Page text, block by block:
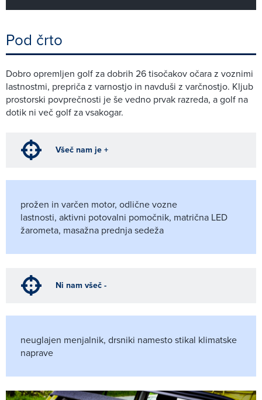
Pod črto
Dobro opremljen golf za dobrih 26 tisočakov očara z voznimi
lastnostmi, prepriča z varnostjo in navduši z varčnostjo. Kljub
prostorski povprečnosti je še vedno prvak razreda, a golf na
dotik ni več golf za vsakogar.
Všeč nam je +
prožen in varčen motor, odlične vozne
lastnosti, aktivni potovalni pomočnik, matrična LED
žarometa, masažna prednja sedeža
Ni nam všeč -
neuglajen menjalnik, drsniki namesto stikal klimatske
naprave